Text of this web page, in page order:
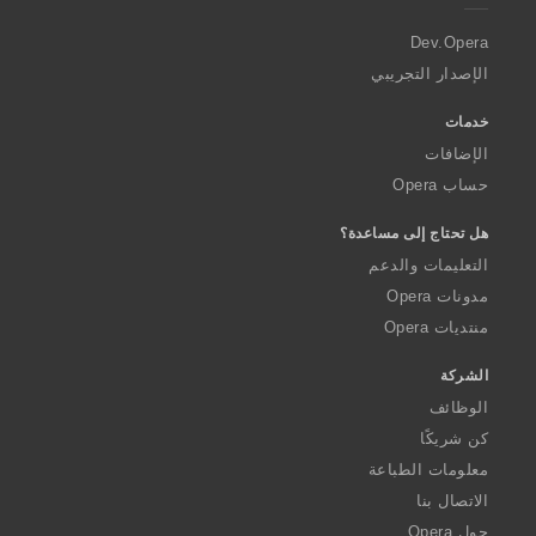
a
Dev.Opera
الإصدار التجريبي
خدمات
الإضافات
حساب Opera
هل تحتاج إلى مساعدة؟
التعليمات والدعم
مدونات Opera
منتديات Opera
الشركة
الوظائف
كن شريكًا
معلومات الطباعة
الاتصال بنا
حول Opera